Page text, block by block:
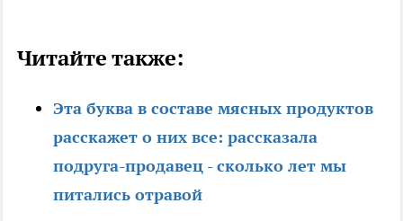
Читайте также:
Эта буква в составе мясных продуктов
расскажет о них все: рассказала
подруга-продавец - сколько лет мы
питались отравой